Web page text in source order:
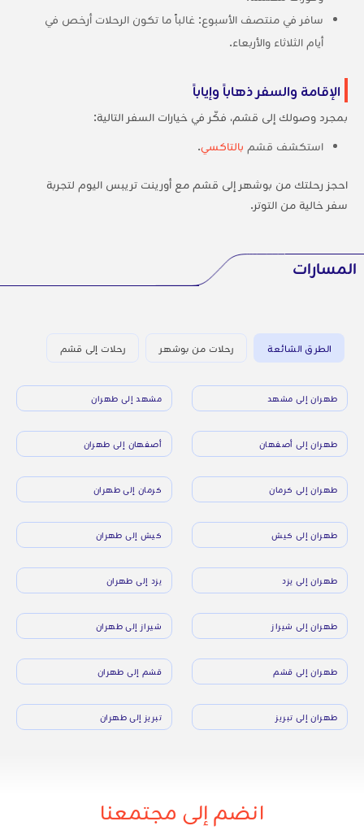
سافر في منتصف الأسبوع: غالباً ما تكون الرحلات أرخص في
أيام الثلاثاء والأربعاء.
الإقامة والسفر ذهاباً وإياباً
بمجرد وصولك إلى قشم، فكّر في خيارات السفر التالية:
استكشف قشم بالتاكسي.
احجز رحلتك من بوشهر إلى قشم مع أورينت تريبس اليوم لتجربة
سفر خالية من التوتر.
المسارات
الطرق الشائعة رحلات من بوشهر رحلات إلى قشم
طهران إلى مشهد مشهد إلى طهران
طهران إلى أصفهان أصفهان إلى طهران
طهران إلى كرمان كرمان إلى طهران
طهران إلى كيش كيش إلى طهران
طهران إلى يزد يزد إلى طهران
طهران إلى شيراز شيراز إلى طهران
طهران إلى قشم قشم إلى طهران
طهران إلى تبريز تبريز إلى طهران
انضم إلى مجتمعنا